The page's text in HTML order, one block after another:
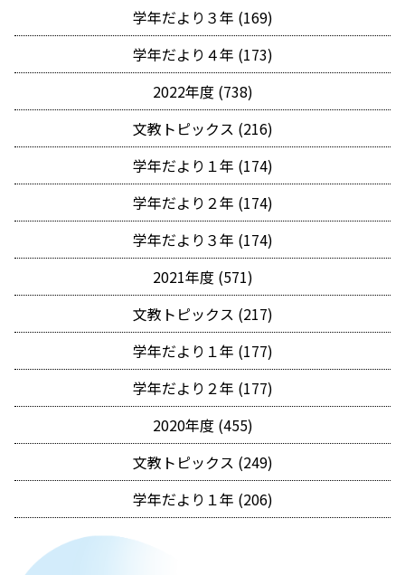
学年だより３年 (169)
学年だより４年 (173)
2022年度 (738)
文教トピックス (216)
学年だより１年 (174)
学年だより２年 (174)
学年だより３年 (174)
2021年度 (571)
文教トピックス (217)
学年だより１年 (177)
学年だより２年 (177)
2020年度 (455)
文教トピックス (249)
学年だより１年 (206)